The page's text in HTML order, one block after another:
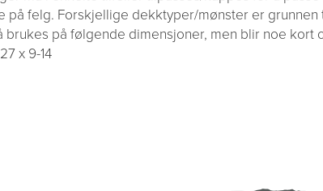
på felg. Forskjellige dekktyper/mønster er grunnen
brukes på følgende dimensjoner, men blir noe kort
x 9-14